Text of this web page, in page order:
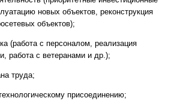
новых объектов, реконструкция
объектов);
(работа с персоналом, реализация
работа с ветеранами и др.);
труда;
присоединению;